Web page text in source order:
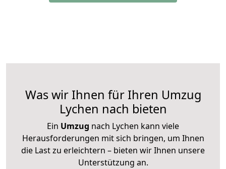
Was wir Ihnen für Ihren Umzug
Lychen nach bieten
Ein Umzug nach Lychen kann viele
Herausforderungen mit sich bringen, um Ihnen
die Last zu erleichtern – bieten wir Ihnen unsere
Unterstützung an.